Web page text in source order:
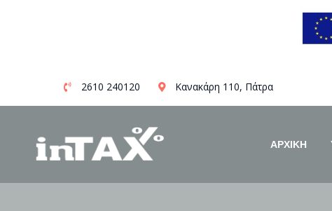
content
2610 240120 Κανακάρη 110, Πάτρα
ΑΡΧΙΚΗ